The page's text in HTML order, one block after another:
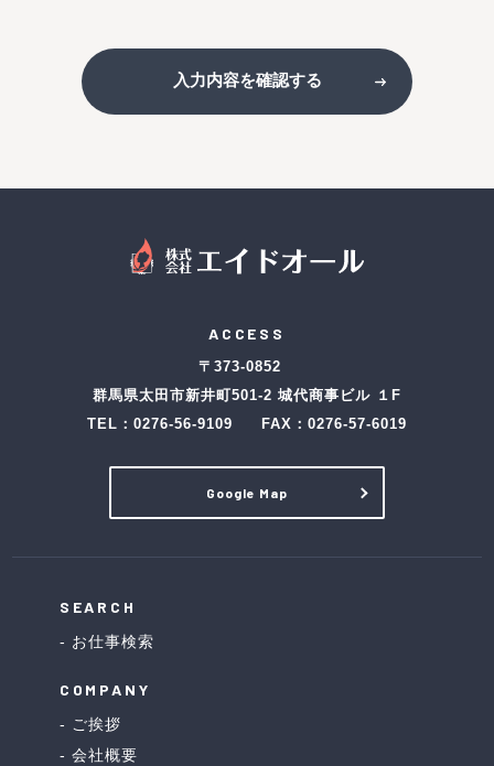
入力内容を確認する
ACCESS
〒373-0852
群馬県太田市新井町501-2 城代商事ビル １F
TEL： 0276-56-9109 FAX：0276-57-6019
Google Map
SEARCH
お仕事検索
COMPANY
ご挨拶
会社概要